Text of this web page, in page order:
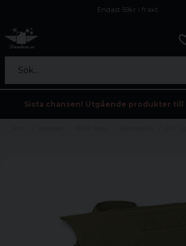
Endast 59kr i frakt
Sök...
Sista chansen! Utgående produkter